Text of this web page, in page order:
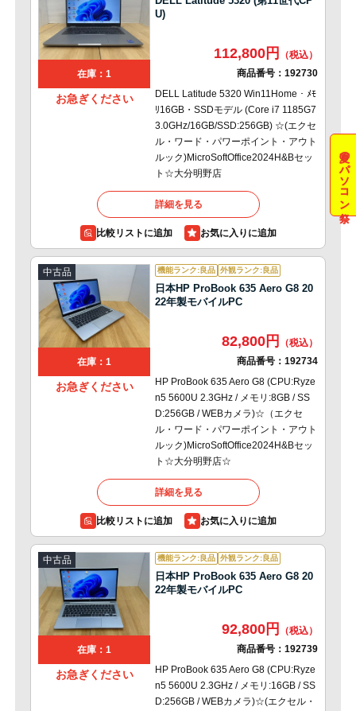
在庫：1
お急ぎください
U)
112,800円
商品番号： 192730
DELL Latitude 5320 Win11Home・ﾒﾓ
ﾘ16GB・SSDモデル (Core i7 1185G7
3.0GHz/16GB/SSD:256GB) ☆(エクセ
ル・ワード・パワーポイント・アウト
ルック)MicroSoftOffice2024H&Bセッ
ト☆大分明野店
詳細を見る
比較リストに追加
中古品
在庫：1
お急ぎください
機能ランク:良品 外観ランク:良品
日本HP ProBook 635 Aero G8 20
22年製モバイルPC
82,800円
商品番号： 192734
HP ProBook 635 Aero G8 (CPU:Ryze
n5 5600U 2.3GHz / メモリ:8GB / SS
D:256GB / WEBカメラ)☆（エクセ
ル・ワード・パワーポイント・アウト
ルック)MicroSoftOffice2024H&Bセッ
ト☆大分明野店☆
詳細を見る
比較リストに追加
中古品
在庫：1
お急ぎください
機能ランク:良品 外観ランク:良品
日本HP ProBook 635 Aero G8 20
22年製モバイルPC
92,800円
商品番号： 192739
HP ProBook 635 Aero G8 (CPU:Ryze
n5 5600U 2.3GHz / メモリ:16GB / SS
D:256GB / WEBカメラ)☆(エクセル・
夏のパソコン祭